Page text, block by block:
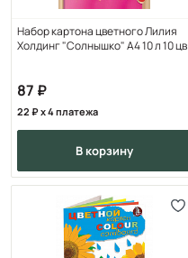
Набор картона цветного Лилия
Холдинг "Солнышко" А4 10 л 10 цв
87
22 x 4 платежа
в корзину